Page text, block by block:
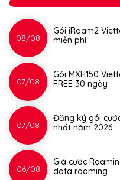
08/08
Gói iRoam2
miễn phí
07/08
Gói MXH150
FREE 30 ngày
07/08
Đăng ký gói
nhất năm 2026
06/08
Giá cước
data roaming